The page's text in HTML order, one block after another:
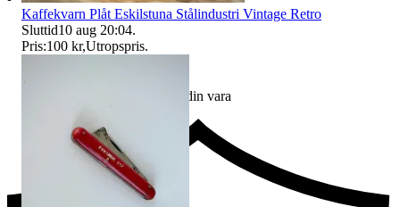
Ersättning om du inte får din vara
Kaffekvarn Plåt Eskilstuna Stålindustri Vintage Retro
Sluttid10 aug 20:04.
Pris:100 kr,Utropspris.